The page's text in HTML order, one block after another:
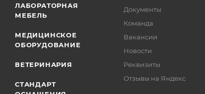
ЛАБОРАТОРНАЯ
МЕБЕЛЬ
МЕДИЦИНСКОЕ
ОБОРУДОВАНИЕ
ВЕТЕРИНАРИЯ
СТАНДАРТ
Документы
Команда
Вакансии
Новости
Реквизиты
Отзывы на Яндекс